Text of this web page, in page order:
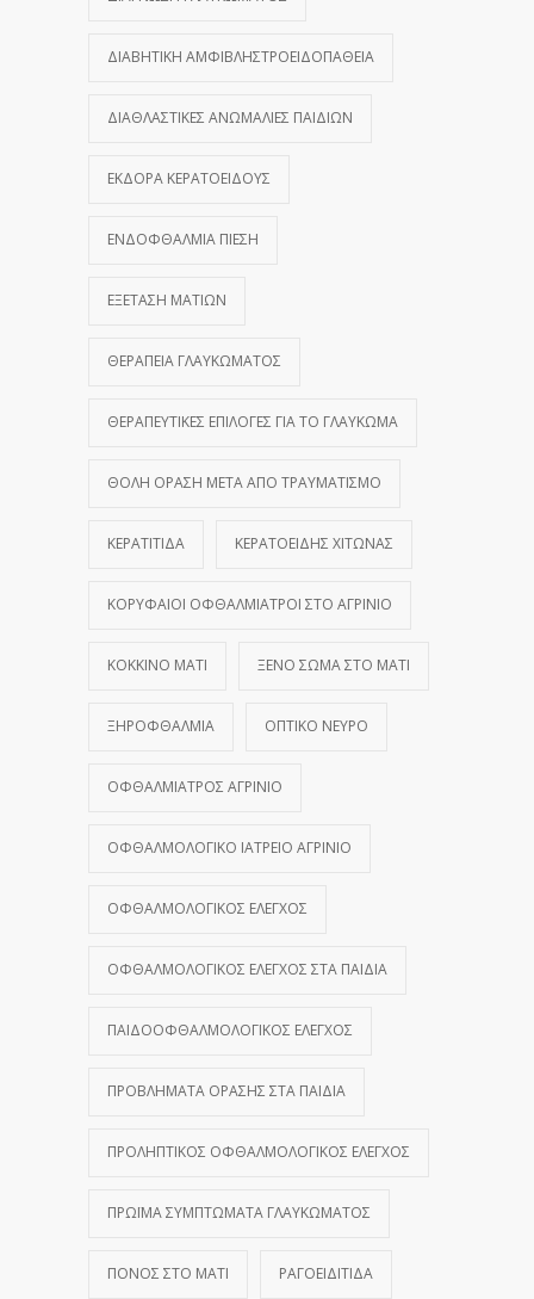
ΔΙΑΒΗΤΙΚΉ ΑΜΦΙΒΛΗΣΤΡΟΕΙΔΟΠΆΘΕΙΑ
ΔΙΑΘΛΑΣΤΙΚΈΣ ΑΝΩΜΑΛΊΕΣ ΠΑΙΔΙΏΝ
ΕΚΔΟΡΆ ΚΕΡΑΤΟΕΙΔΟΎΣ
ΕΝΔΟΦΘΆΛΜΙΑ ΠΊΕΣΗ
ΕΞΈΤΑΣΗ ΜΑΤΙΏΝ
ΘΕΡΑΠΕΊΑ ΓΛΑΥΚΏΜΑΤΟΣ
ΘΕΡΑΠΕΥΤΙΚΈΣ ΕΠΙΛΟΓΈΣ ΓΙΑ ΤΟ ΓΛΑΎΚΩΜΑ
ΘΟΛΉ ΌΡΑΣΗ ΜΕΤΆ ΑΠΌ ΤΡΑΥΜΑΤΙΣΜΌ
ΚΕΡΑΤΊΤΙΔΑ ΚΕΡΑΤΟΕΙΔΉΣ ΧΙΤΏΝΑΣ
ΚΟΡΥΦΑΊΟΙ ΟΦΘΑΛΜΊΑΤΡΟΙ ΣΤΟ ΑΓΡΊΝΙΟ
ΚΌΚΚΙΝΟ ΜΆΤΙ ΞΈΝΟ ΣΏΜΑ ΣΤΟ ΜΆΤΙ
ΞΗΡΟΦΘΑΛΜΊΑ ΟΠΤΙΚΌ ΝΕΎΡΟ
ΟΦΘΑΛΜΊΑΤΡΟΣ ΑΓΡΊΝΙΟ
ΟΦΘΑΛΜΟΛΟΓΙΚΌ ΙΑΤΡΕΊΟ ΑΓΡΊΝΙΟ
ΟΦΘΑΛΜΟΛΟΓΙΚΌΣ ΈΛΕΓΧΟΣ
ΟΦΘΑΛΜΟΛΟΓΙΚΌΣ ΈΛΕΓΧΟΣ ΣΤΑ ΠΑΙΔΙΆ
ΠΑΙΔΟΟΦΘΑΛΜΟΛΟΓΙΚΌΣ ΈΛΕΓΧΟΣ
ΠΡΟΒΛΉΜΑΤΑ ΌΡΑΣΗΣ ΣΤΑ ΠΑΙΔΙΆ
ΠΡΟΛΗΠΤΙΚΌΣ ΟΦΘΑΛΜΟΛΟΓΙΚΌΣ ΈΛΕΓΧΟΣ
ΠΡΏΙΜΑ ΣΥΜΠΤΏΜΑΤΑ ΓΛΑΥΚΏΜΑΤΟΣ
ΠΌΝΟΣ ΣΤΟ ΜΆΤΙ ΡΑΓΟΕΙΔΊΤΙΔΑ